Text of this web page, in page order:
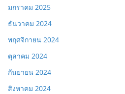
มกราคม 2025
ธันวาคม 2024
พฤศจิกายน 2024
ตุลาคม 2024
กันยายน 2024
สิงหาคม 2024